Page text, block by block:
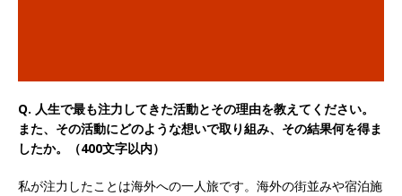
体育会積極採用企業
[ 2026年5月15日 ]
参加者は書類選考・一次面接免除 】 M&A総研の
Q. 人生で最も注力してきた活動とその理由を教えてください。
また、その活動にどのような想いで取り組み、その結果何を得ま
したか。（400文字以内）
私が注力したことは海外への一人旅です。海外の街並みや宿泊施